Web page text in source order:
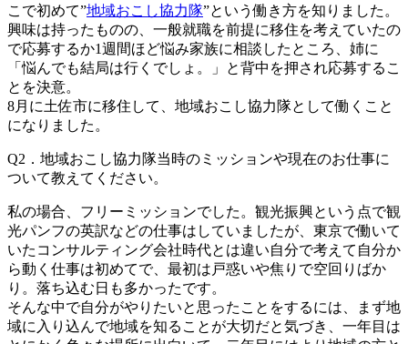
こで初めて”地域おこし協力隊”という働き方を知りました。
興味は持ったものの、一般就職を前提に移住を考えていたの
で応募するか1週間ほど悩み家族に相談したところ、姉に
「悩んでも結局は行くでしょ。」と背中を押され応募するこ
とを決意。
8月に土佐市に移住して、地域おこし協力隊として働くこと
になりました。
Q2．地域おこし協力隊当時のミッションや現在のお仕事に
ついて教えてください。
私の場合、フリーミッションでした。観光振興という点で観
光パンフの英訳などの仕事はしていましたが、東京で働いて
いたコンサルティング会社時代とは違い自分で考えて自分か
ら動く仕事は初めてで、最初は戸惑いや焦りで空回りばか
り。落ち込む日も多かったです。
そんな中で自分がやりたいと思ったことをするには、まず地
域に入り込んで地域を知ることが大切だと気づき、一年目は